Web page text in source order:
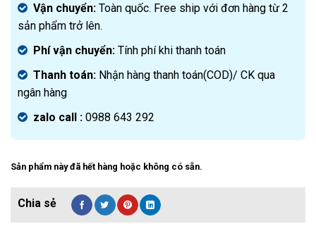
Vận chuyển: Toàn quốc. Free ship với đơn hàng từ 2
sản phẩm trở lên.
Phí vận chuyển: Tính phí khi thanh toán
Thanh toán: Nhận hàng thanh toán(COD)/ CK qua
ngân hàng
zalo call : 0988 643 292
Sản phẩm này đã hết hàng hoặc không có sẵn.